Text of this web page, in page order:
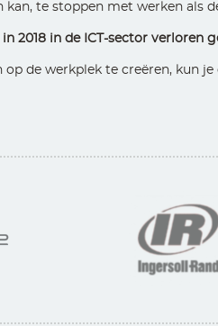
te stoppen met werken als
2018 in de ICT-sector verloren
de werkplek te creëren, kun